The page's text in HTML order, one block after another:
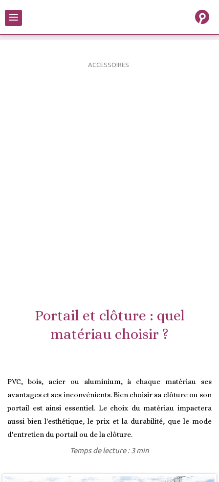
≡
ACCESSOIRES
Portail et clôture : quel
matériau choisir ?
PVC, bois, acier ou aluminium, à chaque matériau ses
avantages et ses inconvénients. Bien choisir sa clôture ou son
portail est ainsi essentiel. Le choix du matériau impactera
aussi bien l'esthétique, le prix et la durabilité, que le mode
d'entretien du portail ou de la clôture.
Temps de lecture : 3 min